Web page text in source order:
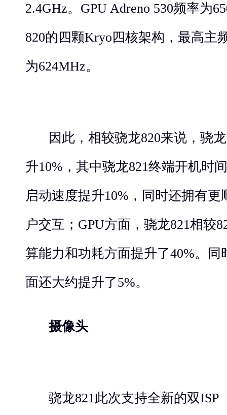
2.4GHz。GPU Adreno 530频率为
820的四颗Kryo四核架构，最高主
为624MHz。
因此，相较骁龙820来说，骁
升10%，其中骁龙821终端开机时
启动速度提升10%，同时还拥有
户交互；GPU方面，骁龙821相较
算能力和功耗方面提升了40%。同
面还大约提升了5%。
摄像头
骁龙821此次支持全新的双ISP